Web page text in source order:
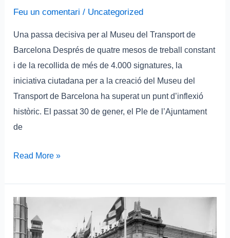
Feu un comentari / Uncategorized
Una passa decisiva per al Museu del Transport de
Barcelona Després de quatre mesos de treball constant
i de la recollida de més de 4.000 signatures, la
iniciativa ciutadana per a la creació del Museu del
Transport de Barcelona ha superat un punt d’inflexió
històric. El passat 30 de gener, el Ple de l’Ajuntament
de
Read More »
Informacions
errònies
a